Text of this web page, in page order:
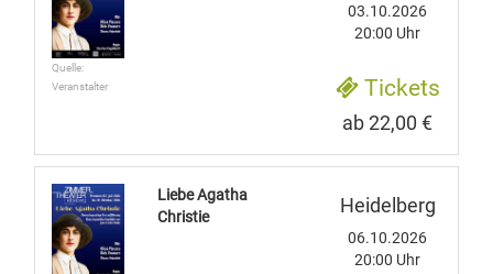
Quelle:
Veranstalter
03.10.2026
20:00 Uhr
Tickets
ab 22,00 €
Liebe Agatha
Christie
Heidelberg
06.10.2026
20:00 Uhr